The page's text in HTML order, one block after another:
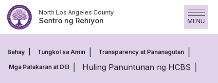
Laktawan
ang
nilalaman
North Los Angeles County
Sentro ng Rehiyon MENU
Bahay Tungkol sa Amin Transparency at Pananagutan
Mga Patakaran at DEI Huling Panuntunan ng HCBS